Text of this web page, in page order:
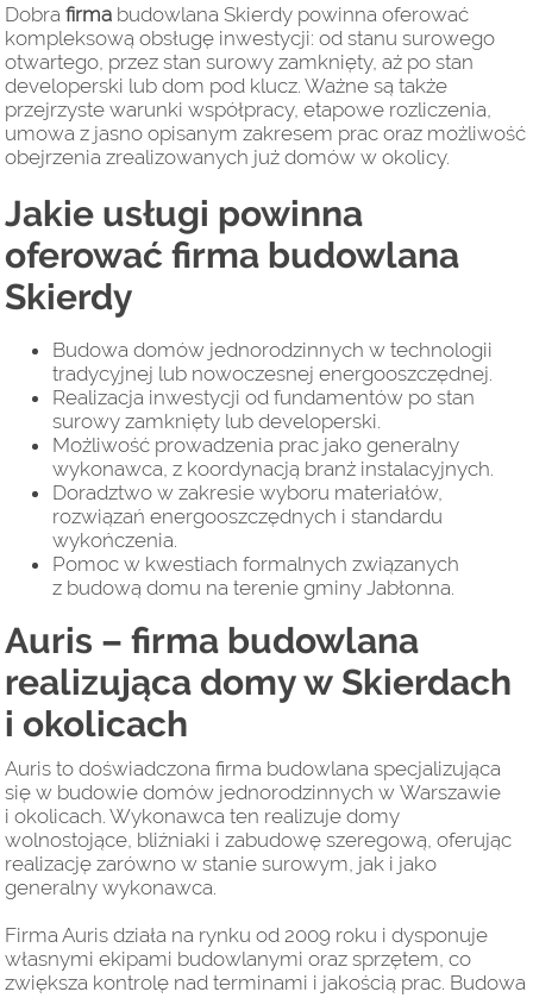
Dobrafirma budowlana Skierdy powinna oferować
kompleksową obsługę inwestycji: od stanu surowego
otwartego, przez stan surowy zamknięty, aż po stan
developerski lub dom pod klucz. Ważne są także
przejrzyste warunki współpracy, etapowe rozliczenia,
umowa z jasno opisanym zakresem prac oraz możliwość
obejrzenia zrealizowanych już domów w okolicy.
Jakie usługi powinna
oferować firma budowlana
Skierdy
Budowa domów jednorodzinnych w technologii
tradycyjnej lub nowoczesnej energooszczędnej.
Realizacja inwestycji od fundamentów po stan
surowy zamknięty lub developerski.
Możliwość prowadzenia prac jako generalny
wykonawca, z koordynacją branż instalacyjnych.
Doradztwo w zakresie wyboru materiałów,
rozwiązań energooszczędnych i standardu
wykończenia.
Pomoc w kwestiach formalnych związanych
z budową domu na terenie gminy Jabłonna.
Auris – firma budowlana
realizująca domy w Skierdach
i okolicach
Auris to doświadczona firma budowlana specjalizująca
się w budowie domów jednorodzinnych w Warszawie
i okolicach. Wykonawca ten realizuje domy
wolnostojące, bliźniaki i zabudowę szeregową, oferując
realizację zarówno w stanie surowym, jak i jako
generalny wykonawca.
Firma Auris działa na rynku od 2009 roku i dysponuje
własnymi ekipami budowlanymi oraz sprzętem, co
zwiększa kontrolę nad terminami i jakością prac. Budowa